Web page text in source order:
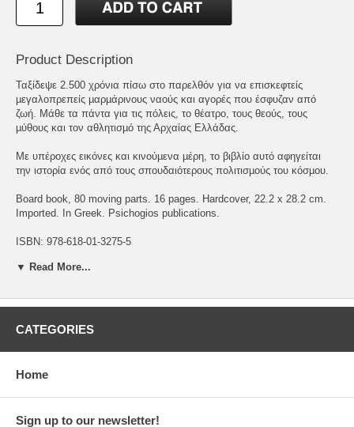
Product Description
Ταξίδεψε 2.500 χρόνια πίσω στο παρελθόν για να επισκεφτείς
µεγαλοπρεπείς µαρµάρινους ναούς και αγορές που έσφυζαν από
ζωή. Μάθε τα πάντα για τις πόλεις, το θέατρο, τους θεούς, τους
µύθους και τον αθλητισµό της Αρχαίας Ελλάδας.
Με υπέροχες εικόνες και κινούµενα µέρη, το βιβλίο αυτό αφηγείται
την ιστορία ενός από τους σπουδαιότερους πολιτισµούς του κόσµου.
Board book, 80 moving parts. 16 pages. Hardcover, 22.2 x 28.2 cm.
Imported. In Greek. Psichogios publications.
ISBN: 978-618-01-3275-5
▼ Read More...
CATEGORIES
Home
Sign up to our newsletter!